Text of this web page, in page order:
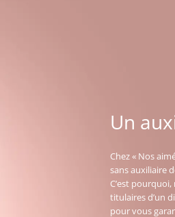
Un
Chez « Nos
sans auxiliaire
C’est
titulaires d’un
pour vous